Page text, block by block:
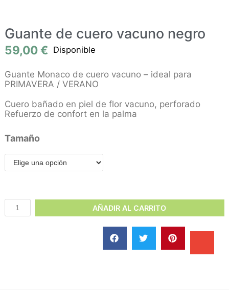
Guante de cuero vacuno negro
59,00€ Disponible
Guante Monaco de cuero vacuno – ideal para
PRIMAVERA / VERANO
Cuero bañado en piel de flor vacuno, perforado
Refuerzo de confort en la palma
Tamaño
AÑADIR AL CARRITO